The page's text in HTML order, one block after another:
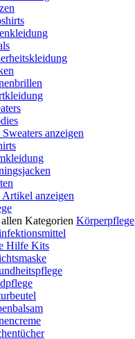
anzeigen
anzeigen
Kategorien Körperpflege
Hilfe Kits